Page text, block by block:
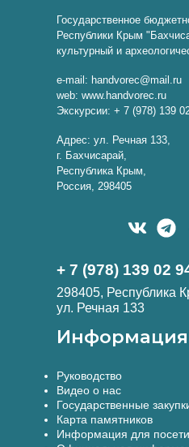
Государственное
Республики Крым
культурный и
e-mail: handvorec@mail.ru
web: www.handvorec.ru
Экскурсии: + 7 (978) 139
Адрес: ул. Речная 133,
г. Бахчисарай,
Республика Крым,
Россия, 298405
+ 7 (978) 139 02
298405, Республика
ул. Речная 133
Информация
Руководство
Видео о нас
Государственные
Карта памятников
Информация для